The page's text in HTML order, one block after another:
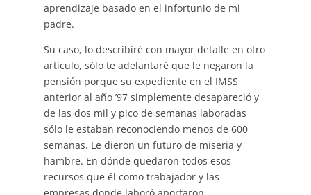
aprendizaje basado en el infortunio de mi
padre.
Su caso, lo describiré con mayor detalle en otro
artículo, sólo te adelantaré que le negaron la
pensión porque su expediente en el IMSS
anterior al año ’97 simplemente desapareció y
de las dos mil y pico de semanas laboradas
sólo le estaban reconociendo menos de 600
semanas. Le dieron un futuro de miseria y
hambre. En dónde quedaron todos esos
recursos que él como trabajador y las